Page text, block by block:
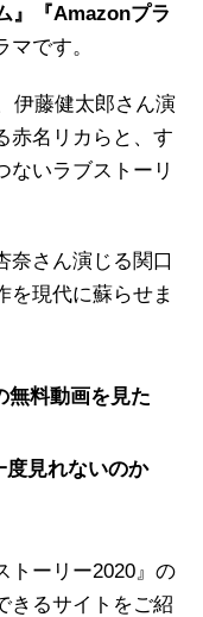
』『Amazonプラ
です。
伊藤健太郎さん演
赤名リカらと、す
ないラブストーリ
奈さん演じる関口
を現代に蘇らせま
無料動画を見た
度見れないのか
トーリー2020』の
きるサイトをご紹